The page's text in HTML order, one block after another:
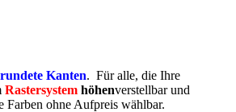
Kanten. Für alle, die Ihre
Rastersystem höhenverstellbar und
Farben ohne Aufpreis wählbar.